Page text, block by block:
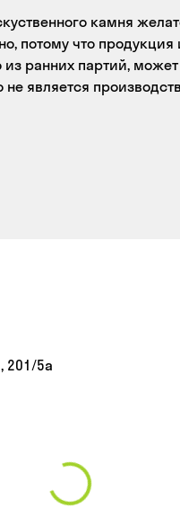
камня
потому что
ранних партий, может
не является
201/5а